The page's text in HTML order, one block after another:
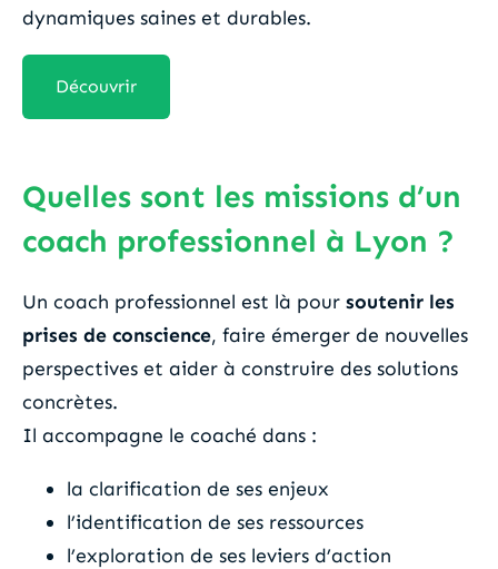
dynamiques saines et durables.
Découvrir
Quelles sont les missions d’un
coach professionnel à Lyon ?
Un coach professionnel est là pour soutenir les
prises de conscience, faire émerger de nouvelles
perspectives et aider à construire des solutions
concrètes.
Il accompagne le coaché dans :
la clarification de ses enjeux
l’identification de ses ressources
l’exploration de ses leviers d’action